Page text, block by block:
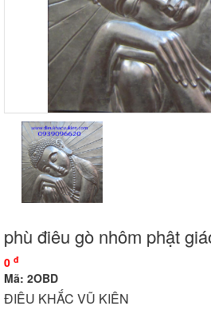
phù điêu gò nhôm phật
0 đ
Mã: 2OBD
ĐIÊU KHẮC VŨ KIÊN